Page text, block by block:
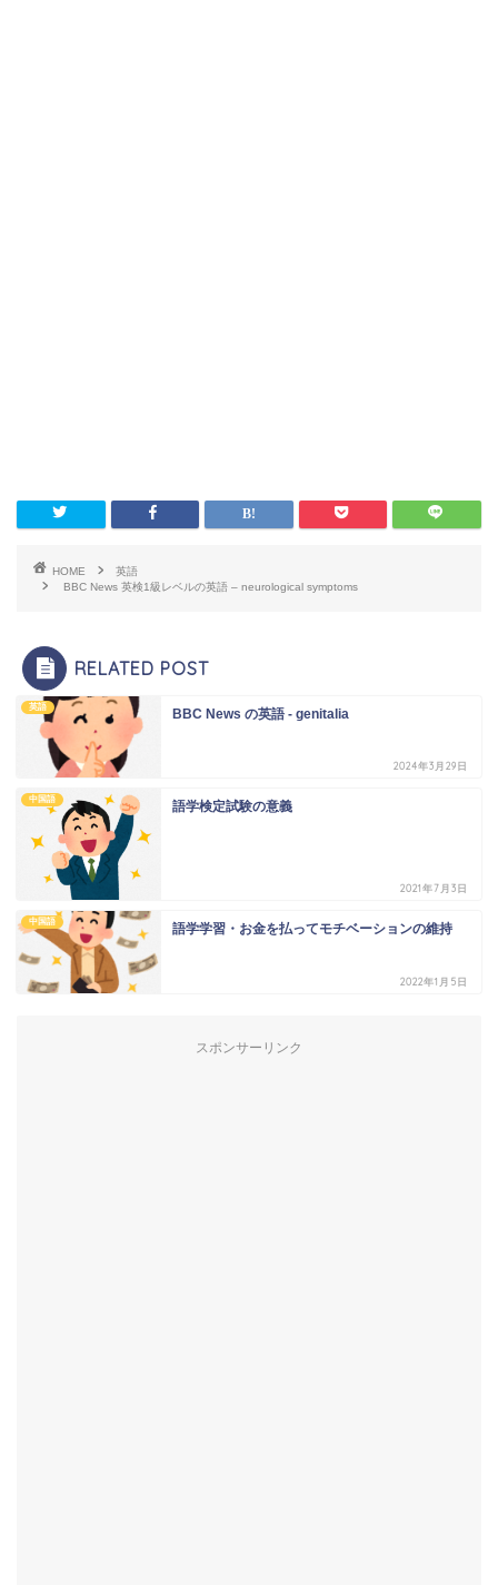
HOME
英語
BBC News 英検1級レベルの英語 – neurological symptoms
RELATED POST
英語 BBC News の英語 - genitalia
2024年3月29日
中国語 語学検定試験の意義
2021年7月3日
中国語 語学学習・お金を払ってモチベーションの維持
2022年1月5日
スポンサーリンク